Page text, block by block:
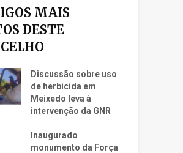
MAIS
DESTE
Discussão sobre uso
de herbicida em
Meixedo leva à
intervenção da GNR
Inaugurado
monumento da Força